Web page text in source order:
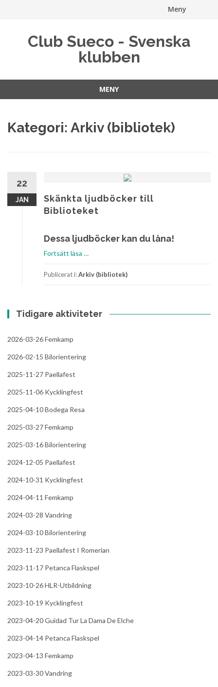
Meny
Club Sueco - Svenska
klubben
MENY
innehåll
Kategori: Arkiv (bibliotek)
22
JAN
Skänkta ljudböcker till
Biblioteket
Dessa ljudböcker kan du låna!
Fortsätt läsa
S
k
j
c
r
l
o
t
k
…
Publicerat i:Arkiv (bibliotek)
Tidigare aktiviteter
2026-03-26 Femkamp
2026-02-15 Bilorientering
2025-11-27 Paellafest
2025-11-06 Kycklingfest
2025-04-10 Bodega Resa
2025-03-27 Femkamp
2025-03-16 Bilorientering
2024-12-05 Paellafest
2024-10-31 Kycklingfest
2024-04-11 Femkamp
2024-03-28 Vandring
2024-03-10 Bilorientering
2023-11-23 Paellafest I Romerian
2023-11-17 Petanca Flaskspel
2023-10-26 HLR-Utbildning
2023-10-19 Kycklingfest
2023-04-20 Guidad Tur La Dama De Elche
2023-04-14 Petanca Flaskspel
2023-04-13 Femkamp
2023-03-30 Vandring